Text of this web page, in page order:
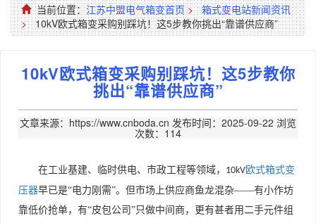
当前位置：江苏中盟电气箱变首页 >
箱式变电站新闻资讯
> 10kV欧式箱变采购别踩坑！这5步教你挑出“靠谱供应商”​
10kV欧式箱变采购别踩坑！这5步教你
挑出“靠谱供应商”​
文章来源：https://www.cnboda.cn 发布时间：2025-09-22 浏览
次数：114
在工业基建、临时供电、市政工程等领域， 10kV欧式箱式变
压器早已是“电力刚需”。但市场上供应商鱼龙混杂——有小作坊
靠低价抢单，有“皮包公司”只做中间商，更有甚者用二手元件组